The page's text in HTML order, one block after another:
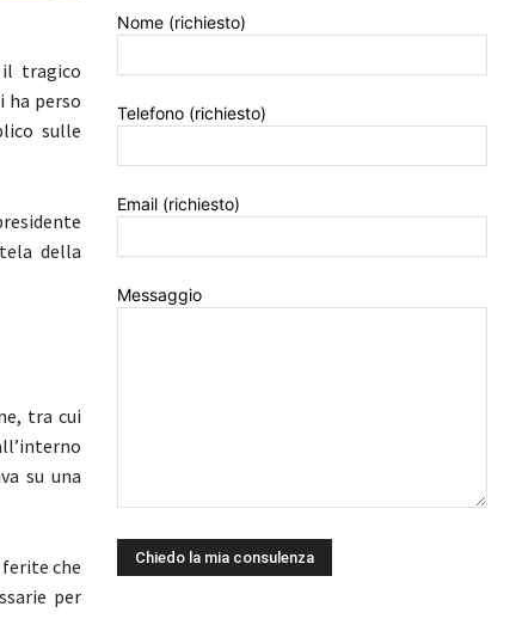
tragico
ha perso
sulle
della
tra cui
su una
che
per
Nome (richiesto)
Telefono (richiesto)
Email (richiesto)
Messaggio